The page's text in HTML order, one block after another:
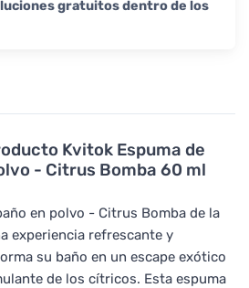
Kvitok Espuma de
- Citrus Bomba 60 ml
en polvo - Citrus Bomba de la
experiencia refrescante y
su baño en un escape exótico
de los cítricos. Esta espuma
gratuitos dentro de los